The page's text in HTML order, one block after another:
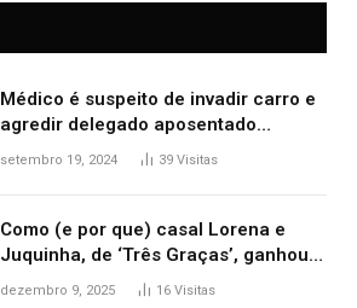
Médico é suspeito de invadir carro e
agredir delegado aposentado
durante confusão no trânsito
setembro 19, 2024 39 Visitas
Como (e por que) casal Lorena e
Juquinha, de ‘Três Graças’, ganhou
repercussão internacional
dezembro 9, 2025 16 Visitas